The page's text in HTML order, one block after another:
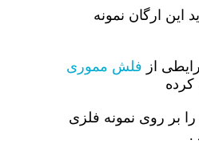
ارگان نمونه
از فلش مموری
کرده
بر روی نمونه فلزی
.